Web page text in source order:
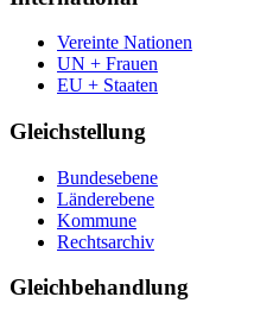
Vereinte Nationen
UN + Frauen
EU + Staaten
Gleichstellung
Bundesebene
Länderebene
Kommune
Rechtsarchiv
Gleichbehandlung